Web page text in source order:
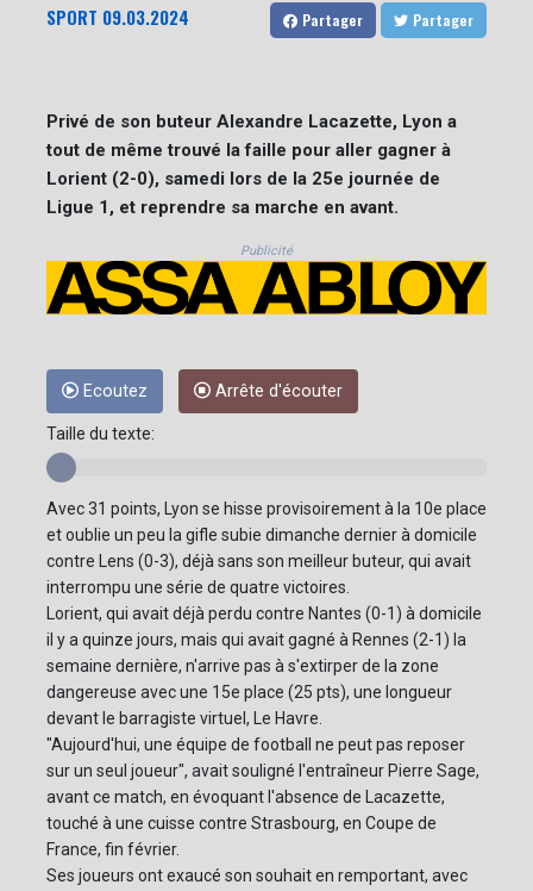
SPORT 09.03.2024 Partager Partager
Privé de son buteur Alexandre Lacazette, Lyon a
tout de même trouvé la faille pour aller gagner à
Lorient (2-0), samedi lors de la 25e journée de
Ligue 1, et reprendre sa marche en avant.
Publicité
Ecoutez Arrête d'écouter
Taille du texte:
Avec 31 points, Lyon se hisse provisoirement à la 10e place
et oublie un peu la gifle subie dimanche dernier à domicile
contre Lens (0-3), déjà sans son meilleur buteur, qui avait
interrompu une série de quatre victoires.
Lorient, qui avait déjà perdu contre Nantes (0-1) à domicile
il y a quinze jours, mais qui avait gagné à Rennes (2-1) la
semaine dernière, n'arrive pas à s'extirper de la zone
dangereuse avec une 15e place (25 pts), une longueur
devant le barragiste virtuel, Le Havre.
"Aujourd'hui, une équipe de football ne peut pas reposer
sur un seul joueur", avait souligné l'entraîneur Pierre Sage,
avant ce match, en évoquant l'absence de Lacazette,
touché à une cuisse contre Strasbourg, en Coupe de
France, fin février.
Ses joueurs ont exaucé son souhait en remportant, avec